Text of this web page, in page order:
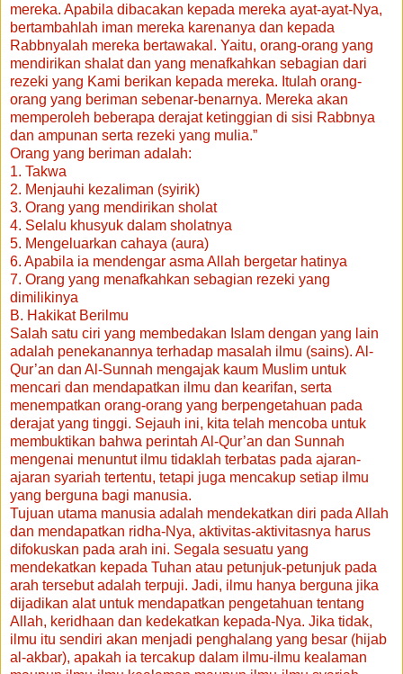
mereka. Apabila dibacakan kepada mereka ayat-ayat-Nya,
bertambahlah iman mereka karenanya dan kepada
Rabbnyalah mereka bertawakal. Yaitu, orang-orang yang
mendirikan shalat dan yang menafkahkan sebagian dari
rezeki yang Kami berikan kepada mereka. Itulah orang-
orang yang beriman sebenar-benarnya. Mereka akan
memperoleh beberapa derajat ketinggian di sisi Rabbnya
dan ampunan serta rezeki yang mulia.”
Orang yang beriman adalah:
1. Takwa
2. Menjauhi kezaliman (syirik)
3. Orang yang mendirikan sholat
4. Selalu khusyuk dalam sholatnya
5. Mengeluarkan cahaya (aura)
6. Apabila ia mendengar asma Allah bergetar hatinya
7. Orang yang menafkahkan sebagian rezeki yang
dimilikinya
B. Hakikat Berilmu
Salah satu ciri yang membedakan Islam dengan yang lain
adalah penekanannya terhadap masalah ilmu (sains). Al-
Qur’an dan Al-Sunnah mengajak kaum Muslim untuk
mencari dan mendapatkan ilmu dan kearifan, serta
menempatkan orang-orang yang berpengetahuan pada
derajat yang tinggi. Sejauh ini, kita telah mencoba untuk
membuktikan bahwa perintah Al-Qur’an dan Sunnah
mengenai menuntut ilmu tidaklah terbatas pada ajaran-
ajaran syariah tertentu, tetapi juga mencakup setiap ilmu
yang berguna bagi manusia.
Tujuan utama manusia adalah mendekatkan diri pada Allah
dan mendapatkan ridha-Nya, aktivitas-aktivitasnya harus
difokuskan pada arah ini. Segala sesuatu yang
mendekatkan kepada Tuhan atau petunjuk-petunjuk pada
arah tersebut adalah terpuji. Jadi, ilmu hanya berguna jika
dijadikan alat untuk mendapatkan pengetahuan tentang
Allah, keridhaan dan kedekatkan kepada-Nya. Jika tidak,
ilmu itu sendiri akan menjadi penghalang yang besar (hijab
al-akbar), apakah ia tercakup dalam ilmu-ilmu kealaman